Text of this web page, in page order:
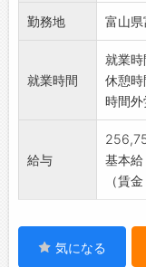
変更
勤務地 富山
就業時間
就業
休憩
時間
給与
基本
（賃
気になる